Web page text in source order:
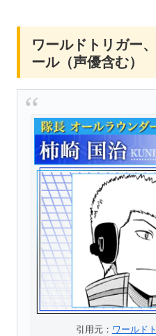
ワールドトリガー
ール（声優含む）
引用元： ワールド